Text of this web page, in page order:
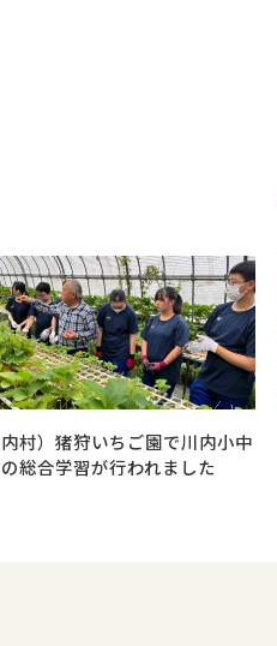
内村）猪狩いちご園で川内小中
総合学習が行われました